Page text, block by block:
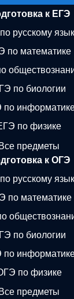
к ЕГЭ
русскому
по математике
по биологии
по
по физике
Все предметы
к ОГЭ
русскому
по математике
по биологии
по физике
Все предметы